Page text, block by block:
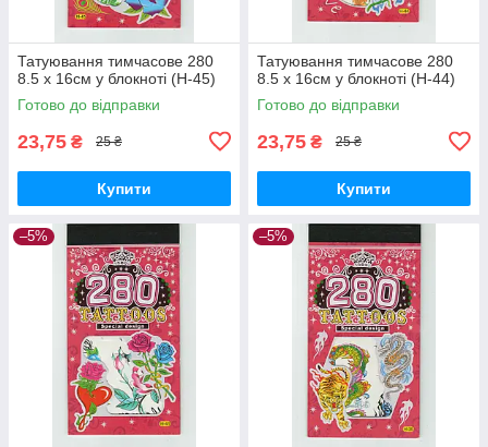
Татуювання тимчасове 280
8.5 х 16см у блокноті (H-45)
Готово до відправки
23,75 ₴ 25 ₴
Купити
Татуювання тимчасове 280
8.5 х 16см у блокноті (H-44)
Готово до відправки
23,75 ₴ 25 ₴
Купити
–5% –5%